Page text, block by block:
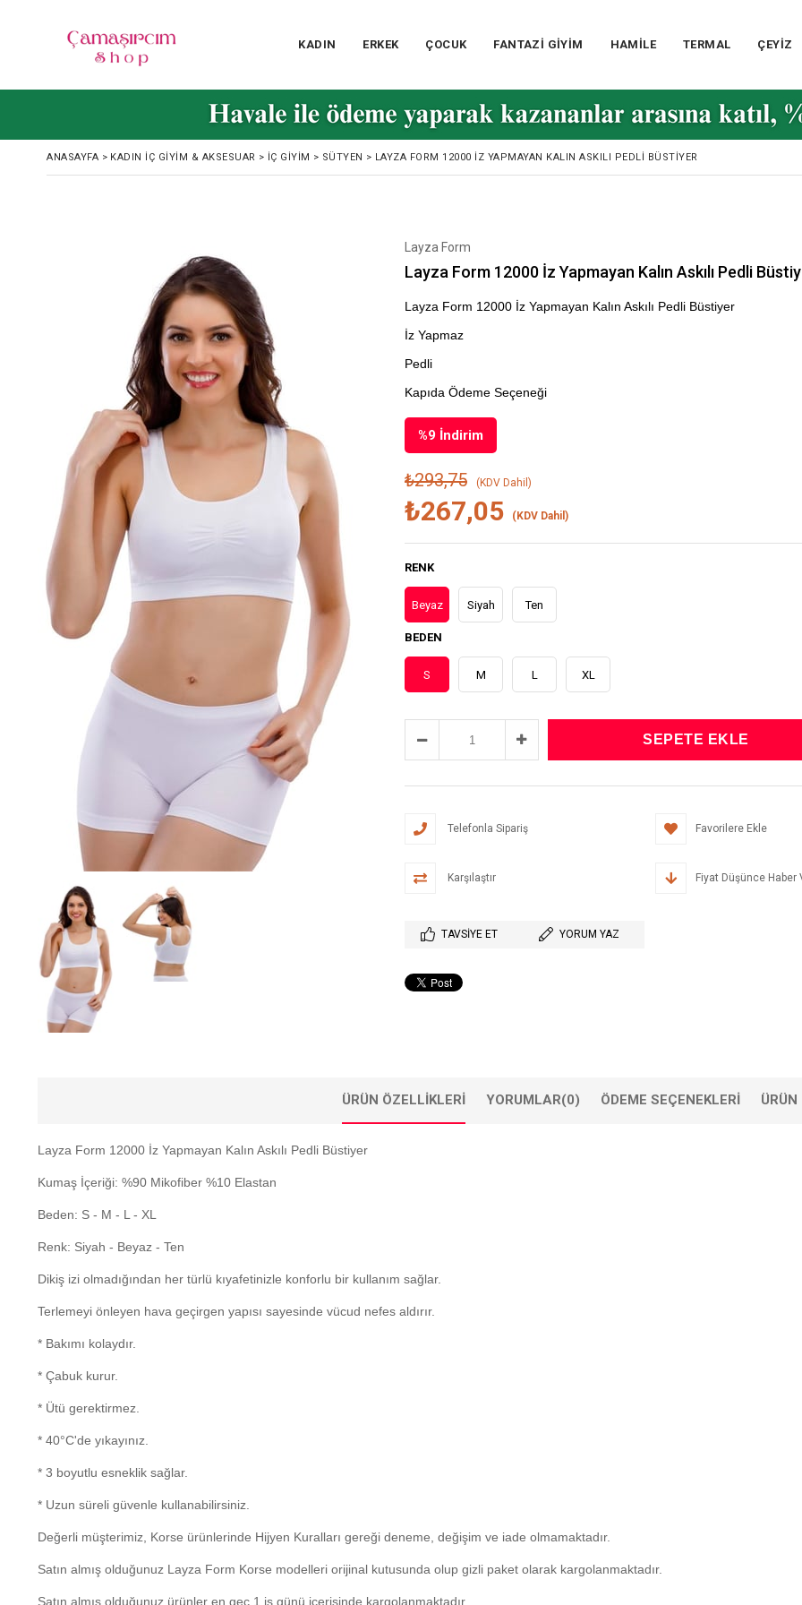
KADIN ERKEK ÇOCUK FANTAZİ GİYİM HAMİLE TERMAL ÇEYİZ
ANASAYFA > KADIN İÇ GIYIM & AKSESUAR > İÇ GIYIM > SÜTYEN > LAYZA FORM 12000 İZ YAPMAYAN KALIN ASKILI PEDLI BÜSTIYER
Layza Form
Layza Form 12000 İz Yapmayan Kalın Askılı Pedli
Layza Form 12000 İz Yapmayan Kalın Askılı Pedli Büstiyer
İz Yapmaz
Pedli
Kapıda Ödeme Seçeneği
%9 İndirim
₺293,75 (KDV Dahil)
₺267,05 (KDV Dahil)
RENK
Beyaz Siyah Ten
BEDEN
S M L XL
Telefonla Sipariş Favorilere Ekle
Karşılaştır Fiyat Düşünce Haber
TAVSIYE ET YORUM YAZ
ÜRÜN ÖZELLIKLERI YORUMLAR(0) ÖDEME SEÇENEKLERI ÜRÜN
Layza Form 12000 İz Yapmayan Kalın Askılı Pedli Büstiyer
Kumaş İçeriği: %90 Mikofiber %10 Elastan
Beden: S - M - L - XL
Renk: Siyah - Beyaz - Ten
Dikiş izi olmadığından her türlü kıyafetinizle konforlu bir kullanım sağlar.
Terlemeyi önleyen hava geçirgen yapısı sayesinde vücud nefes aldırır.
* Bakımı kolaydır.
* Çabuk kurur.
* Ütü gerektirmez.
* 40°C'de yıkayınız.
* 3 boyutlu esneklik sağlar.
* Uzun süreli güvenle kullanabilirsiniz.
Değerli müşterimiz, Korse ürünlerinde Hijyen Kuralları gereği deneme, değişim ve iade olmamaktadır.
Satın almış olduğunuz Layza Form Korse modelleri orijinal kutusunda olup gizli paket olarak kargolanmaktadır.
Satın almış olduğunuz ürünler en geç 1 iş günü içerisinde kargolanmaktadır.